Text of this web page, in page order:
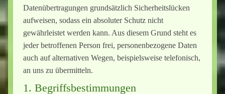
Datenübertragungen grundsätzlich Sicherheitslücken
aufweisen, sodass ein absoluter Schutz nicht
gewährleistet werden kann. Aus diesem Grund steht es
jeder betroffenen Person frei, personenbezogene Daten
auch auf alternativen Wegen, beispielsweise telefonisch,
an uns zu übermitteln.
1. Begriffsbestimmungen